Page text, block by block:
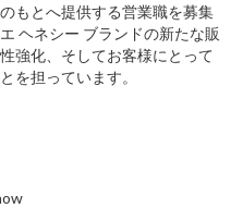
もとへ提供する営業職を募集
ヘネシー ブランドの新たな販
強化、そしてお客様にとって
を担っています。